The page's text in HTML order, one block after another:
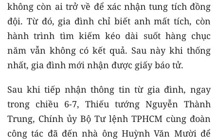
không còn ai trở về để xác nhận tung tích đồng
đội. Từ đó, gia đình chỉ biết anh mất tích, còn
hành trình tìm kiếm kéo dài suốt hàng chục
năm vẫn không có kết quả. Sau này khi thống
nhất, gia đình mới nhận được giấy báo tử.
Sau khi tiếp nhận thông tin từ gia đình, ngay
trong chiều 6-7, Thiếu tướng Nguyễn Thành
Trung, Chính ủy Bộ Tư lệnh TPHCM cùng đoàn
công tác đã đến nhà ông Huỳnh Văn Mười để